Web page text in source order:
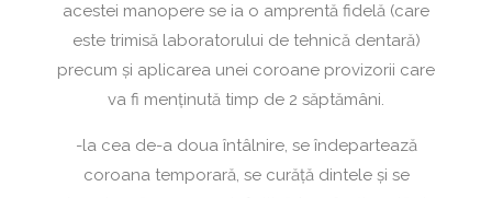
acestei manopere se ia o amprentă fidelă (care
este trimisă laboratorului de tehnică dentară)
precum și aplicarea unei coroane provizorii care
va fi menținută timp de 2 săptămâni.
-la cea de-a doua întâlnire, se îndepartează
coroana temporară, se curăță dintele și se